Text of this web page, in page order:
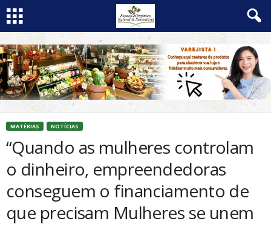
MATÉRIAS NOTÍCIAS
“Quando as mulheres controlam
o dinheiro, empreendedoras
conseguem o financiamento de
que precisam Mulheres se unem